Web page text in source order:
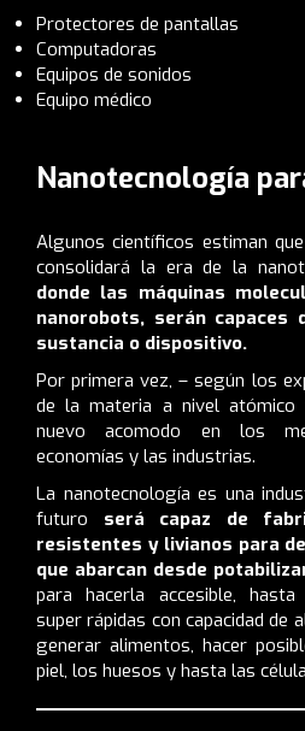
Protectores de pantallas
Computadoras
Equipos de sonidos
Equipo médico
Nanotecnología
Algunos científicos estiman
consolidará la era de la
donde las máquinas
nanorobots, serán capaces
sustancia o dispositivo.
Por primera vez, – según los
de la materia a nivel atómico
nuevo acomodo en los
economías y las industrias.
La nanotecnología es una
futuro será capaz de
resistentes y livianos para
que abarcan desde
para hacerla accesible,
super rápidas con capacidad de
generar alimentos, hacer
piel, los huesos y hasta las